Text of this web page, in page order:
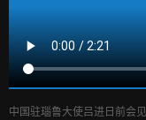
中国驻瑙鲁大使吕进日前会